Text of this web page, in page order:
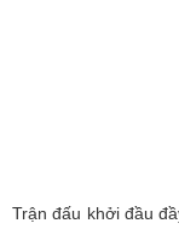
Trận đấu khởi đầu